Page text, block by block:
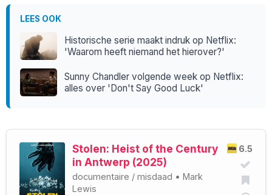
LEES OOK
Historische serie maakt indruk op Netflix:
'Waarom heeft niemand het hierover?'
Sunny Chandler volgende week op Netflix:
alles over 'Don't Say Good Luck'
6.5
Stolen: Heist of the Century
in Antwerp (2025)
documentaire / misdaad • Mark
Lewis